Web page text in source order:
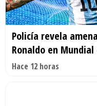
Policía revela
Ronaldo en
Hace 12 horas